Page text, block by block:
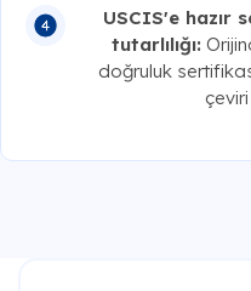
USCIS'e hazır
tutarlılığı:
doğruluk
çeviri